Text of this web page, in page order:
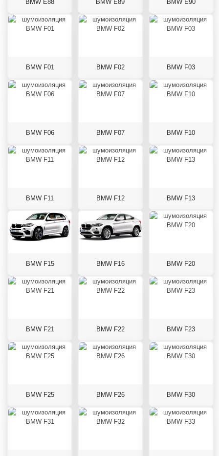
BMW E88 BMW E89 BMW E90
BMW F01 BMW F02 BMW F03
BMW F06 BMW F07 BMW F10
BMW F11 BMW F12 BMW F13
BMW F15 BMW F16 BMW F20
BMW F21 BMW F22 BMW F23
BMW F25 BMW F26 BMW F30